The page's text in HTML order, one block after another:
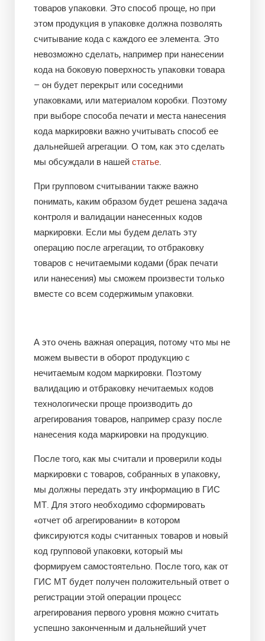
товаров упаковки. Это способ проще, но при
этом продукция в упаковке должна позволять
считывание кода с каждого ее элемента. Это
невозможно сделать, например при нанесении
кода на боковую поверхность упаковки товара
– он будет перекрыт или соседними
упаковками, или материалом коробки. Поэтому
при выборе способа печати и места нанесения
кода маркировки важно учитывать способ ее
дальнейшей агрегации. О том, как это сделать
мы обсуждали в нашей статье
При групповом считывании также важно
понимать, каким образом будет решена задача
контроля и валидации нанесенных кодов
маркировки. Если мы будем делать эту
операцию после агрегации, то отбраковку
товаров с нечитаемыми кодами (брак печати
или нанесения) мы сможем произвести только
вместе со всем содержимым упаковки.
А это очень важная операция, потому что мы не
можем вывести в оборот продукцию с
нечитаемым кодом маркировки. Поэтому
валидацию и отбраковку нечитаемых кодов
технологически проще производить до
агрегирования товаров, например сразу после
нанесения кода маркировки на продукцию.
После того, как мы считали и проверили коды
маркировки с товаров, собранных в упаковку,
мы должны передать эту информацию в ГИС
МТ. Для этого необходимо сформировать
«отчет об агрегировании» в котором
фиксируются коды считанных товаров и новый
код групповой упаковки, который мы
формируем самостоятельно. После того, как от
ГИС МТ будет получен положительный ответ о
регистрации этой операции процесс
агрегирования первого уровня можно считать
успешно законченным и дальнейший учет